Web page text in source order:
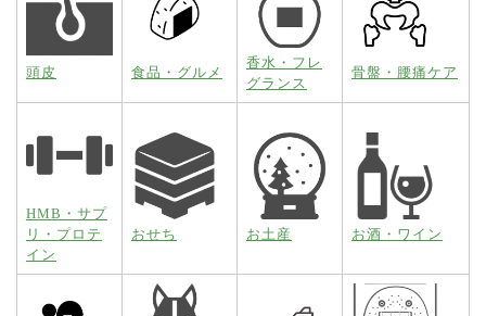
頭皮 食品・グルメ
香水・フレ
グランス
骨盤・腰痛ケア
HMB・サプ
リ・プロテ
イン
おせち お土産 お酒・ワイン